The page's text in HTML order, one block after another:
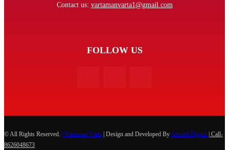
Contact us: vartamanvarta1@gmail.com
FOLLOW US
© All Rights Reserved. | Vartaman Varta | Design and Developed ByAdsinfi Digital | Call-
8626048673